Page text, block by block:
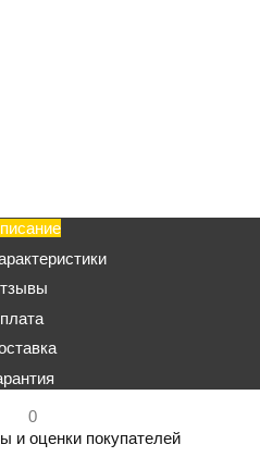
0
и оценки покупателей